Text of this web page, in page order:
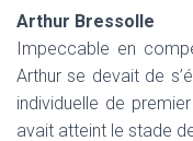
Arthur Bressolle
Impeccable en
Arthur se devait de
individuelle de
avait atteint le stade